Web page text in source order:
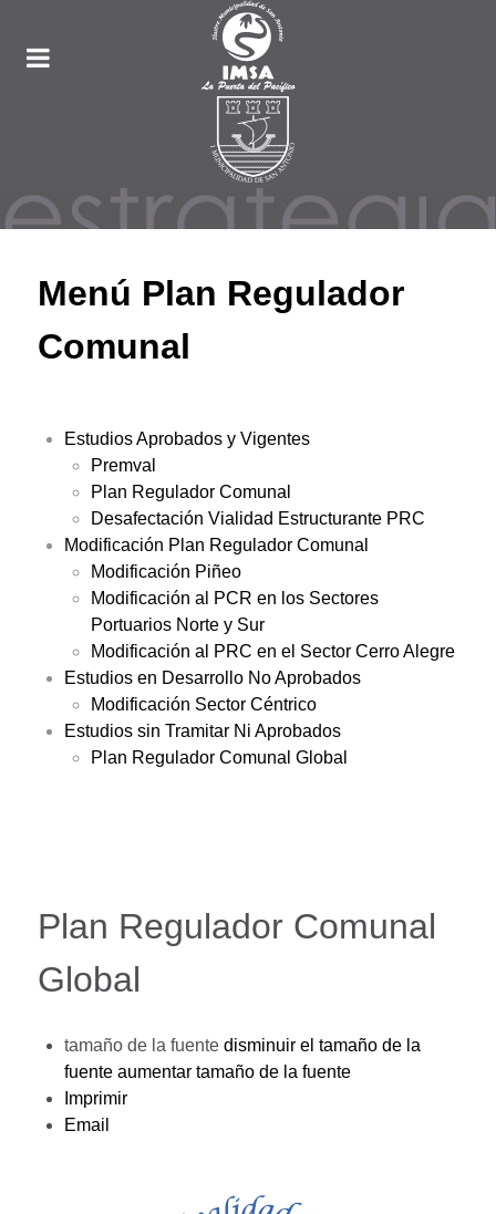
Menú Plan Regulador
Comunal
Estudios Aprobados y Vigentes
Premval
Plan Regulador Comunal
Desafectación Vialidad Estructurante PRC
Modificación Plan Regulador Comunal
Modificación Piñeo
Modificación al PCR en los Sectores
Portuarios Norte y Sur
Modificación al PRC en el Sector Cerro Alegre
Estudios en Desarrollo No Aprobados
Modificación Sector Céntrico
Estudios sin Tramitar Ni Aprobados
Plan Regulador Comunal Global
Plan Regulador Comunal
Global
tamaño de la fuente disminuir el tamaño de la
fuente aumentar tamaño de la fuente
Imprimir
Email